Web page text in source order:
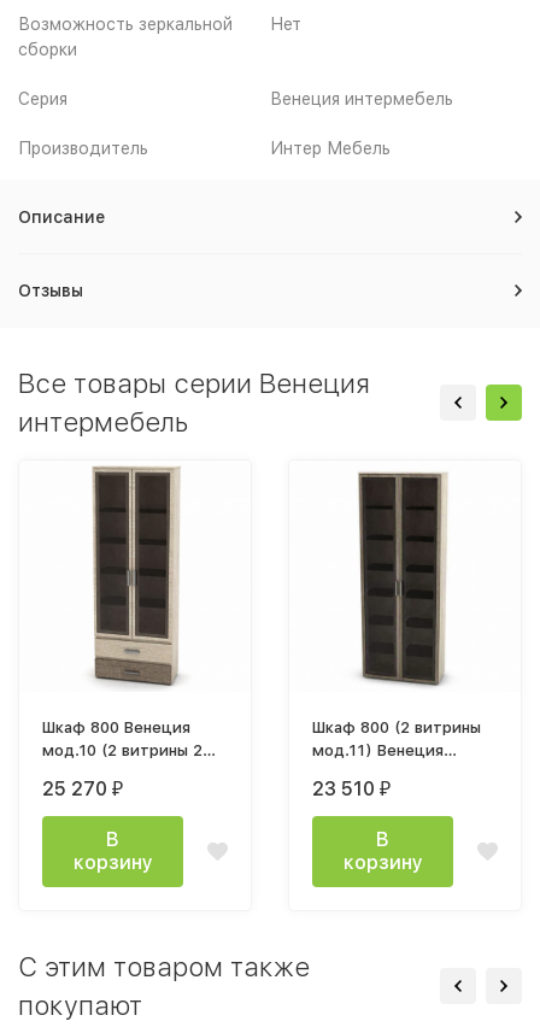
Возможность зеркальной
сборки
Нет
Серия Венеция интермебель
Производитель Интер Мебель
Описание
Отзывы
Все товары серии Венеция
интермебель
Шкаф 800 Венеция
мод.10 (2 витрины 2
800х2132х343мм дуб
сонома светлый
25 270 ₽
В
корзину
Шкаф 800 (2 витрины
мод.11) Венеция
сонома светлый
23 510 ₽
В
корзину
C этим товаром также
покупают